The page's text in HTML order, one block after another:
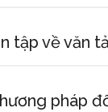
tập về văn
pháp